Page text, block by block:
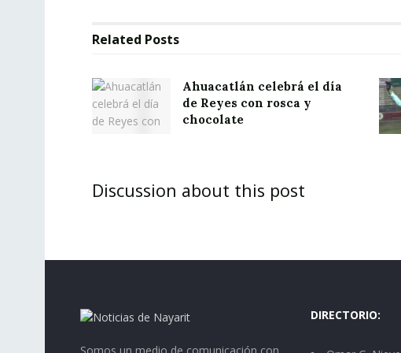
Related Posts
Ahuacatlán celebrá el día
de Reyes con rosca y
chocolate
Discussion about this post
Somos un medio de comunicación con
DIRECTORIO: